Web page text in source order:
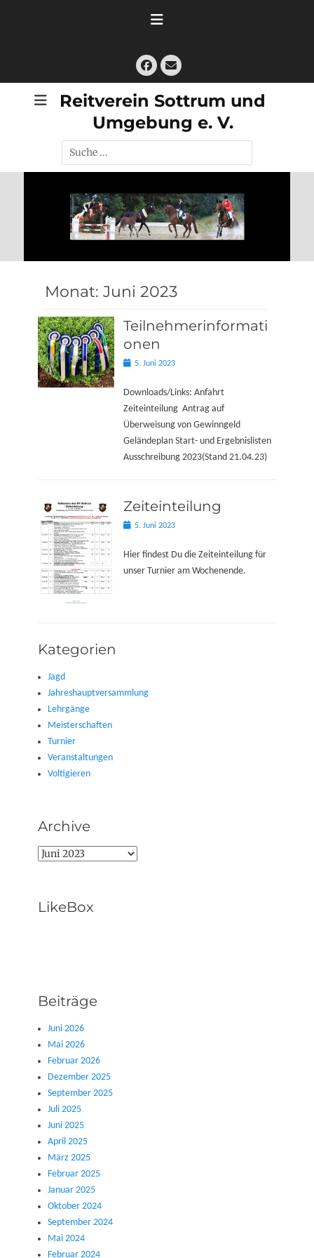
Facebook
E-
Mail
Reitverein Sottrum und
Umgebung e. V.
Suche
nach:
Monat: Juni 2023
Teilnehmerinformati
onen
Posted5. Juni 2023
Downloads/Links: Anfahrt
Zeiteinteilung Antrag auf
Überweisung von Gewinngeld
Geländeplan Start- und Ergebnislisten
Ausschreibung 2023(Stand 21.04.23)
Zeiteinteilung
Posted5. Juni 2023
Hier findest Du die Zeiteinteilung für
unser Turnier am Wochenende.
Kategorien
Jagd
Jahreshauptversammlung
Lehrgänge
Meisterschaften
Turnier
Veranstaltungen
Voltigieren
Archive
Archive
LikeBox
Beiträge
Juni 2026
Mai 2026
Februar 2026
Dezember 2025
September 2025
Juli 2025
Juni 2025
April 2025
März 2025
Februar 2025
Januar 2025
Oktober 2024
September 2024
Mai 2024
Februar 2024